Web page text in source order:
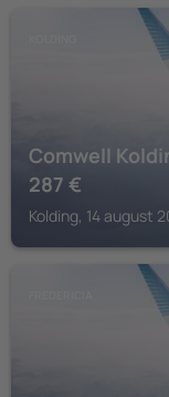
Comwell
287 €
Kolding, 14 august